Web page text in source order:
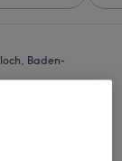
Baden-